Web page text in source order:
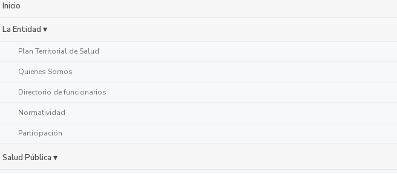
Inicio
La Entidad ▾
Plan Territorial de Salud
Quienes Somos
Directorio de funcionarios
Normatividad
Participación
Salud Pública ▾